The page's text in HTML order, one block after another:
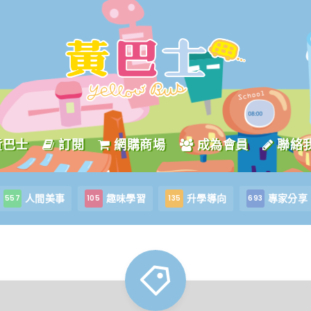
士 訂閱 網購商場 成為會員 聯絡
557 人間美事 105 趣味學習 135 升學導向 693 專家分享